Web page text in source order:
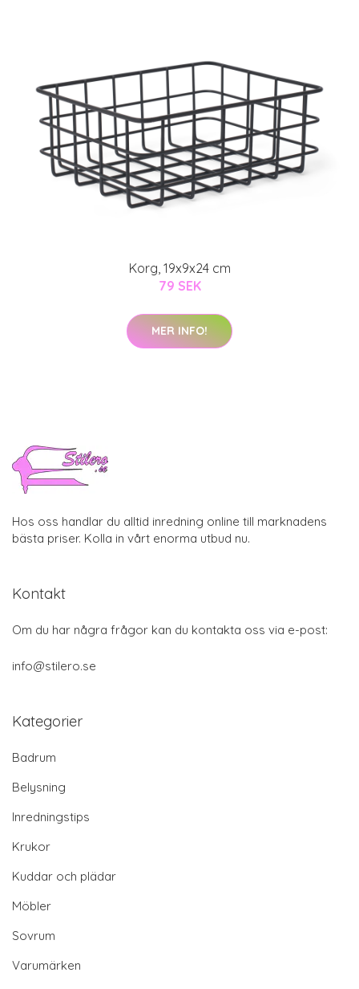
Korg, 19x9x24 cm
79 SEK
MER INFO!
Hos oss handlar du alltid inredning online till marknadens
bästa priser. Kolla in vårt enorma utbud nu.
Kontakt
Om du har några frågor kan du kontakta oss via e-post:
info@stilero.se
Kategorier
Badrum
Belysning
Inredningstips
Krukor
Kuddar och plädar
Möbler
Sovrum
Varumärken